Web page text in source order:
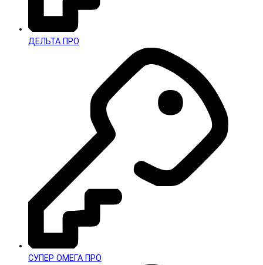
ДЕЛЬТА ПРО
СУПЕР ОМЕГА ПРО